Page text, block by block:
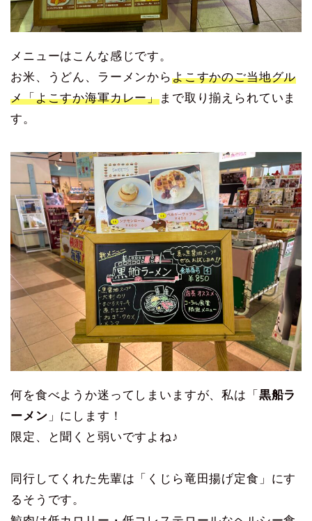
メニューはこんな感じです。
お米、うどん、ラーメンからよこすかのご当地グル
メ「よこすか海軍カレー」まで取り揃えられていま
す。
何を食べようか迷ってしまいますが、私は「 黒船ラ
ーメン 」にします！
限定、と聞くと弱いですよね♪
同行してくれた先輩は「くじら竜田揚げ定食」にす
るそうです。